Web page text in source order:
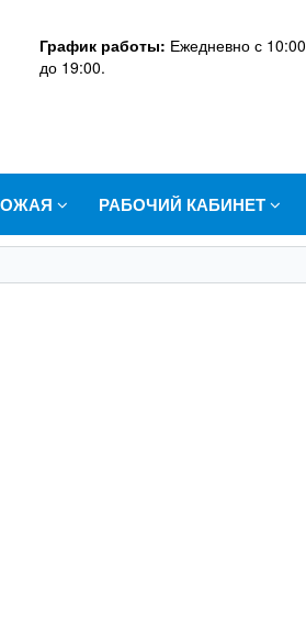
График работы: Ежедневно с 10:00
до 19:00.
РАБОЧИЙ КАБИНЕТ